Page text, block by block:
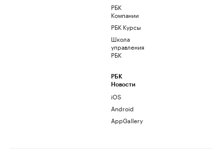
РБК
Компании
РБК Курсы
Школа
управления
РБК
РБК
Новости
iOS
Android
AppGallery